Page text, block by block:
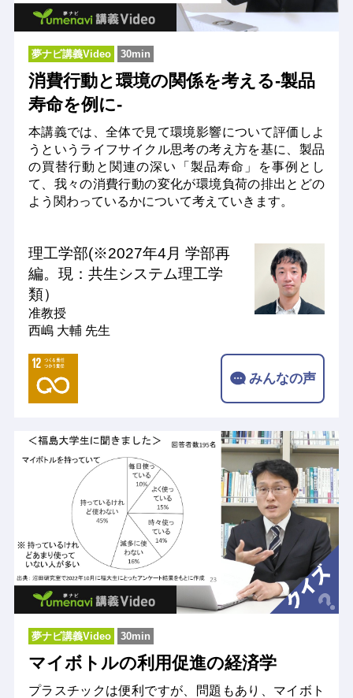
夢ナビ講義Video 30min
消費行動と環境の関係を考える-製品
寿命を例に-
本講義では、全体で見て環境影響について評価しよ
うというライフサイクル思考の考え方を基に、製品
の買替行動と関連の深い「製品寿命」を事例とし
て、我々の消費行動の変化が環境負荷の排出とどの
よう関わっているかについて考えていきます。
理工学部(※2027年4月 学部再
編。現：共生システム理工学
類）
准教授
西嶋 大輔 先生
みんなの声
夢ナビ講義Video 30min
マイボトルの利用促進の経済学
プラスチックは便利ですが、問題もあり、マイボト